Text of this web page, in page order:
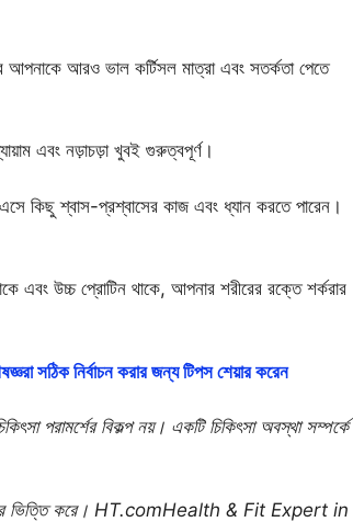
আরও ভাল কর্টিসল মাত্রা এবং সতর্কতা পেতে
এবং নড়াচড়া খুবই গুরুত্বপূর্ণ।
কিছু শ্বাস-প্রশ্বাসের কাজ এবং ধ্যান করতে পারেন।
এবং উচ্চ প্রোটিন থাকে, আপনার শরীরের রক্তে শর্করার
সঠিক নির্বাচন করার জন্য টিপস শেয়ার করেন
পরামর্শের বিকল্প নয়। একটি চিকিৎসা অবস্থা সম্পর্কে
উপর ভিত্তি করে। HT.comHealth & Fit Expert in